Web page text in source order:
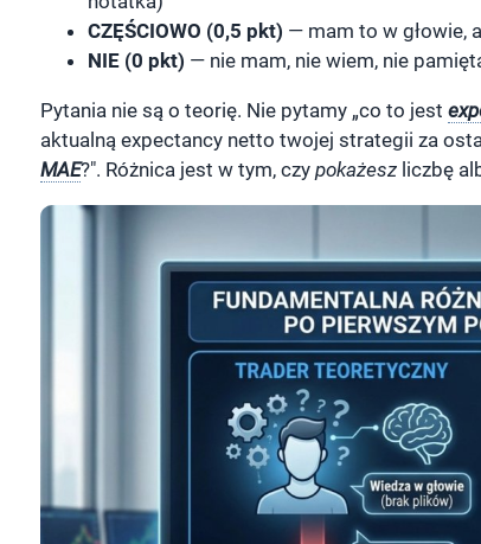
CZĘŚCIOWO (0,5 pkt) — mam to w głowie,
NIE (0 pkt) — nie mam, nie wiem, nie
Pytania nie są o teorię. Nie pytamy „co to jest
aktualną expectancy netto twojej strategii za
MAE?". Różnica jest w tym, czy pokażeszliczbę